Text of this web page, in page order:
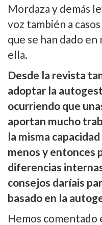
Mordaza y demás
voz también a
que se han dado
ella.
Desde la revista
adoptar la
ocurriendo que
aportan mucho
la misma
menos y entonces
diferencias
consejos darí­ais
basado en la
Hemos